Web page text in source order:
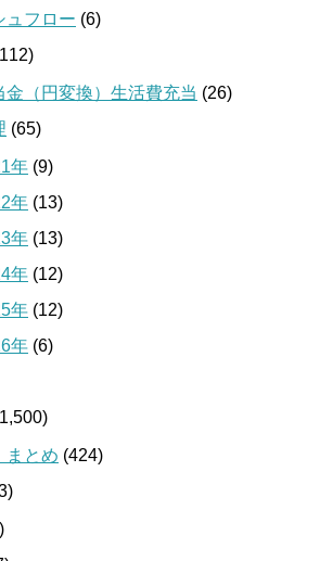
ュフロー (6)
金（円変換）生活費充当 (26)
(65)
年 (9)
年 (13)
年 (13)
年 (12)
年 (12)
年 (6)
まとめ (424)